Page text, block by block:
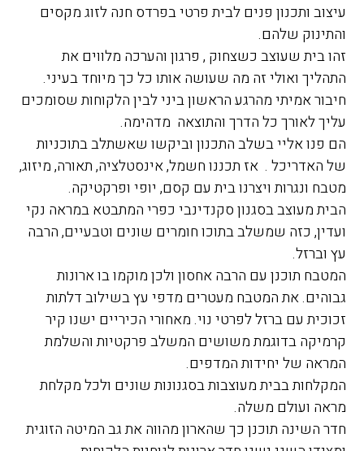
עיצוב ותכנון פנים לבית פרטי בפרדס חנה לזוג מקסים
והתינוק שלהם.
זהו בית שעוצב כשצחוק , פרגון והערכה מלווים את
התהליך ואולי זה מה שעושה אותו כל כך מיוחד בעיני.
חיבור אמיתי מהרגע הראשון ביני לבין הלקוחות שסומכים
עליך לאורך כל הדרך והתוצאה מדהימה.
הם פנו אליי בשלב התכנון וביקשו שאשתלב בתוכניות
של האדריכל . אז תכננו חשמל, אינסטלציה, תאורה, מיזוג,
מטבח ונגרות ויצרנו בית עם קסם, יופי ופרקטיקה.
הבית מעוצב בסגנון סקנדינבי כפרי המתבטא במראה נקי
ועדין, כזה שמשלב בתוכו חומרים שונים וטבעיים, הרבה
עץ וברזל.
המטבח תוכנן עם הרבה אחסון ולכן מוקמו בו ארונות
גבוהים. את המטבח מעטרים מדפי עץ בשילוב דלתות
זכוכית עם ברזל לפרטי נוי. מאחורי הכיריים ישנו קיר
קרמיקה בדוגמת משושים המשלב פרקטיות והשלמת
המראה של יחידות המדפים.
המקלחות בבית מעוצבות בסגנונות שונים ולכל מקלחת
מראה ועולם משלה.
חדר השינה תוכנן כך שהארון מהווה את גב המיטה הזוגית